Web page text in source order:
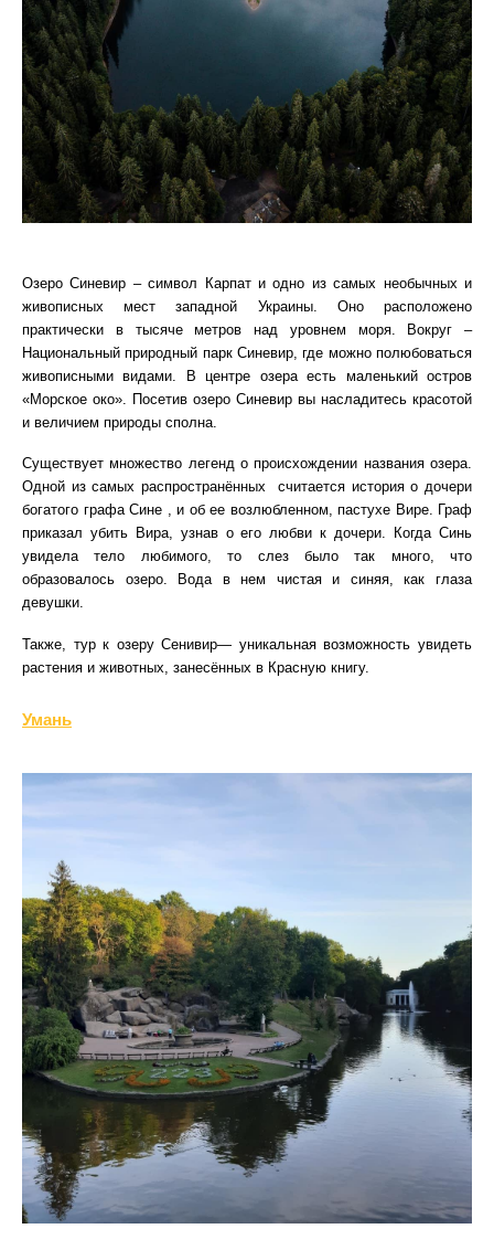
Озеро Синевир – символ Карпат и одно из самых необычных и
живописных мест западной Украины. Оно расположено
практически в тысяче метров над уровнем моря. Вокруг –
Национальный природный парк Синевир, где можно полюбоваться
живописными видами. В центре озера есть маленький остров
«Морское око». Посетив озеро Синевир вы насладитесь красотой
и величием природы сполна.
Существует множество легенд о происхождении названия озера.
Одной из самых распространённых считается история о дочери
богатого графа Сине , и об ее возлюбленном, пастухе Вире. Граф
приказал убить Вира, узнав о его любви к дочери. Когда Синь
увидела тело любимого, то слез было так много, что
образовалось озеро. Вода в нем чистая и синяя, как глаза
девушки.
Также, тур к озеру Сенивир— уникальная возможность увидеть
растения и животных, занесённых в Красную книгу.
Умань